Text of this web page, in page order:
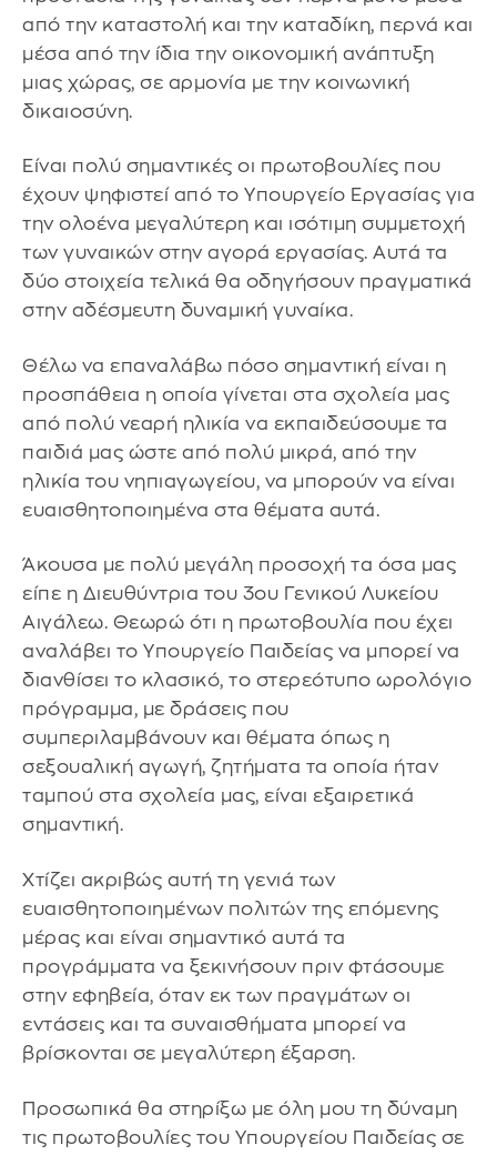
από την καταστολή και την καταδίκη, περνά και
μέσα από την ίδια την οικονομική ανάπτυξη
μιας χώρας, σε αρμονία με την κοινωνική
δικαιοσύνη.
Είναι πολύ σημαντικές οι πρωτοβουλίες που
έχουν ψηφιστεί από το Υπουργείο Εργασίας για
την ολοένα μεγαλύτερη και ισότιμη συμμετοχή
των γυναικών στην αγορά εργασίας. Αυτά τα
δύο στοιχεία τελικά θα οδηγήσουν πραγματικά
στην αδέσμευτη δυναμική γυναίκα.
Θέλω να επαναλάβω πόσο σημαντική είναι η
προσπάθεια η οποία γίνεται στα σχολεία μας
από πολύ νεαρή ηλικία να εκπαιδεύσουμε τα
παιδιά μας ώστε από πολύ μικρά, από την
ηλικία του νηπιαγωγείου, να μπορούν να είναι
ευαισθητοποιημένα στα θέματα αυτά.
Άκουσα με πολύ μεγάλη προσοχή τα όσα μας
είπε η Διευθύντρια του 3ου Γενικού Λυκείου
Αιγάλεω. Θεωρώ ότι η πρωτοβουλία που έχει
αναλάβει το Υπουργείο Παιδείας να μπορεί να
διανθίσει το κλασικό, το στερεότυπο ωρολόγιο
πρόγραμμα, με δράσεις που
συμπεριλαμβάνουν και θέματα όπως η
σεξουαλική αγωγή, ζητήματα τα οποία ήταν
ταμπού στα σχολεία μας, είναι εξαιρετικά
σημαντική.
Χτίζει ακριβώς αυτή τη γενιά των
ευαισθητοποιημένων πολιτών της επόμενης
μέρας και είναι σημαντικό αυτά τα
προγράμματα να ξεκινήσουν πριν φτάσουμε
στην εφηβεία, όταν εκ των πραγμάτων οι
εντάσεις και τα συναισθήματα μπορεί να
βρίσκονται σε μεγαλύτερη έξαρση.
Προσωπικά θα στηρίξω με όλη μου τη δύναμη
τις πρωτοβουλίες του Υπουργείου Παιδείας σε